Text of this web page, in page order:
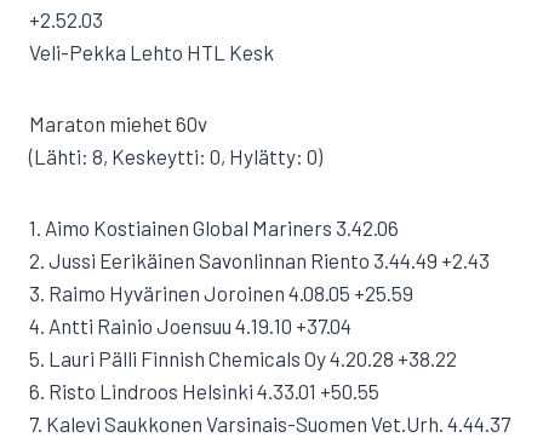
+2.52.03
Veli-Pekka Lehto HTL Kesk
Maraton miehet 60v
(Lähti: 8, Keskeytti: 0, Hylätty: 0)
1. Aimo Kostiainen Global Mariners 3.42.06
2. Jussi Eerikäinen Savonlinnan Riento 3.44.49 +2.43
3. Raimo Hyvärinen Joroinen 4.08.05 +25.59
4. Antti Rainio Joensuu 4.19.10 +37.04
5. Lauri Pälli Finnish Chemicals Oy 4.20.28 +38.22
6. Risto Lindroos Helsinki 4.33.01 +50.55
7. Kalevi Saukkonen Varsinais-Suomen Vet.Urh. 4.44.37